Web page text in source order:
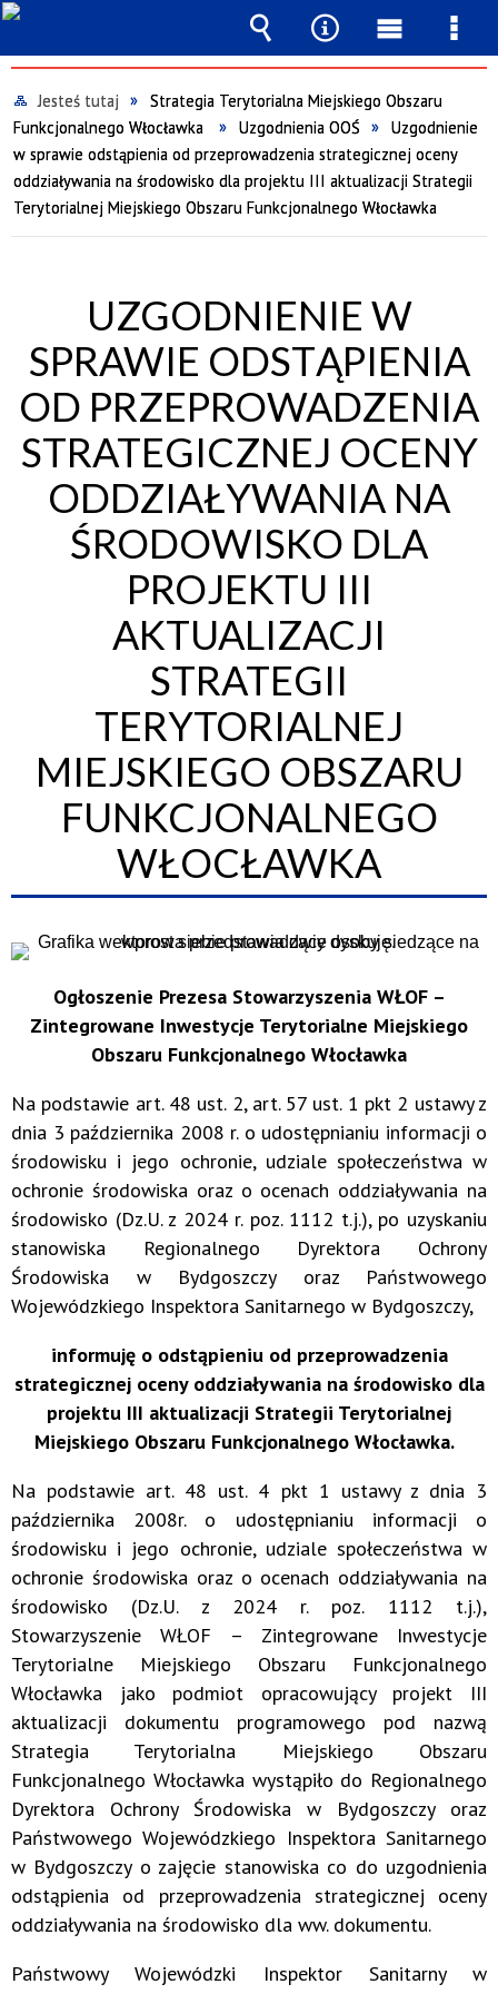
Jesteś tutaj
Strategia Terytorialna Miejskiego Obszaru
Funkcjonalnego Włocławka
Uzgodnienia OOŚ
Uzgodnienie
w sprawie odstąpienia od przeprowadzenia strategicznej oceny
oddziaływania na środowisko dla projektu III aktualizacji Strategii
Terytorialnej Miejskiego Obszaru Funkcjonalnego Włocławka
UZGODNIENIE W
SPRAWIE ODSTĄPIENIA
OD PRZEPROWADZENIA
STRATEGICZNEJ OCENY
ODDZIAŁYWANIA NA
ŚRODOWISKO DLA
PROJEKTU III
AKTUALIZACJI
STRATEGII
TERYTORIALNEJ
MIEJSKIEGO OBSZARU
FUNKCJONALNEGO
WŁOCŁAWKA
Ogłoszenie Prezesa Stowarzyszenia WŁOF –
Zintegrowane Inwestycje Terytorialne Miejskiego
Obszaru Funkcjonalnego Włocławka
Na podstawie art. 48 ust. 2, art. 57 ust. 1 pkt 2 ustawy z
dnia 3 października 2008 r. o udostępnianiu informacji o
środowisku i jego ochronie, udziale społeczeństwa w
ochronie środowiska oraz o ocenach oddziaływania na
środowisko (Dz.U. z 2024 r. poz. 1112 t.j.), po uzyskaniu
stanowiska Regionalnego Dyrektora Ochrony
Środowiska w Bydgoszczy oraz Państwowego
Wojewódzkiego Inspektora Sanitarnego w Bydgoszczy,
informuję o odstąpieniu od przeprowadzenia
strategicznej oceny oddziaływania na środowisko dla
projektu III aktualizacji Strategii Terytorialnej
Miejskiego Obszaru Funkcjonalnego Włocławka.
Na podstawie art. 48 ust. 4 pkt 1 ustawy z dnia 3
października 2008r. o udostępnianiu informacji o
środowisku i jego ochronie, udziale społeczeństwa w
ochronie środowiska oraz o ocenach oddziaływania na
środowisko (Dz.U. z 2024 r. poz. 1112 t.j.),
Stowarzyszenie WŁOF – Zintegrowane Inwestycje
Terytorialne Miejskiego Obszaru Funkcjonalnego
Włocławka jako podmiot opracowujący projekt III
aktualizacji dokumentu programowego pod nazwą
Strategia Terytorialna Miejskiego Obszaru
Funkcjonalnego Włocławka wystąpiło do Regionalnego
Dyrektora Ochrony Środowiska w Bydgoszczy oraz
Państwowego Wojewódzkiego Inspektora Sanitarnego
w Bydgoszczy o zajęcie stanowiska co do uzgodnienia
odstąpienia od przeprowadzenia strategicznej oceny
oddziaływania na środowisko dla ww. dokumentu.
Państwowy Wojewódzki Inspektor Sanitarny w
Wyszukiwarka
Narzędzia
Menu
główne